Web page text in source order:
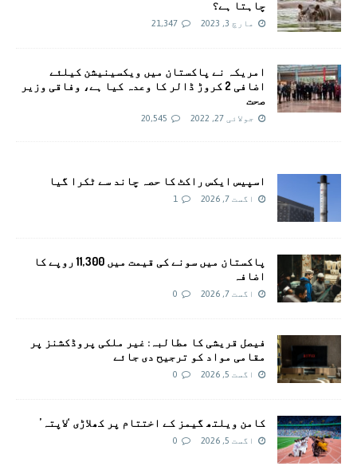
چاہتا ہے؟
مارچ 3, 2023 21,347
امريکہ نے پاکستان میں ویکسینیشن کیلئے
اضافی 2 کروڑ ڈالر کا وعدہ کیا ہے، وفاقی وزیر
صحت
جولائی 27, 2022 20,545
اسپیس ایکس راکٹ کا حصہ چاند سے ٹکرا گیا
اگست 7, 2026 1
پاکستان میں سونے کی قیمت میں 11,300 روپے کا
اضافہ
اگست 7, 2026 0
فیصل قریشی کا مطالبہ: غیر ملکی پروڈکشنز پر
مقامی مواد کو ترجیح دی جائے
اگست 5, 2026 0
کامن ویلتھ گیمز کے اختتام پر کھلاڑی ‘لاپتہ’
اگست 5, 2026 0